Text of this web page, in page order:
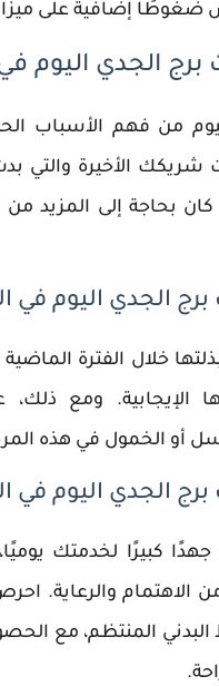
ضغوطًا إضافية على
برج الجدي اليوم
من فهم الأسباب
الأخيرة والتي
كان بحاجة إلى المزيد من
الجدي اليوم في
خلال الفترة
الإيجابية. ومع
أو الخمول في هذه
الجدي اليوم في
كبيرًا لخدمتك
الاهتمام والرعاية.
المنتظم، مع